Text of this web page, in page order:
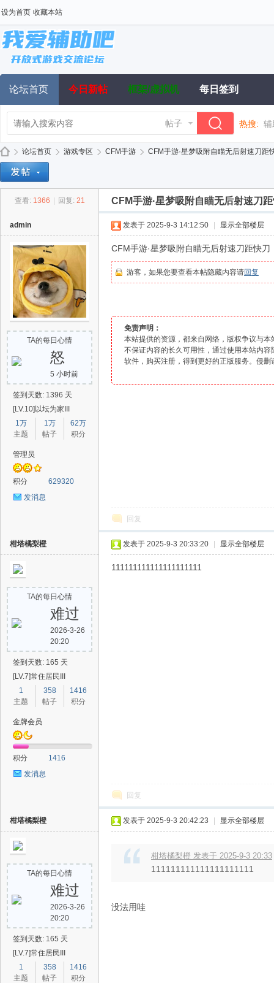
设为首页 收藏本站
论坛首页 今日新帖 框架/虚拟机 每日签到
帖子 热搜: 辅
论坛首页 游戏专区 CFM手游
›
CFM手游·星梦吸附自瞄无后射速刀距
查看: 1366 回复: 21 CFM手游·星梦吸附自瞄无后射速刀
admin
TA的每日心情
怒
5 小时前
签到天数: 1396 天
[LV.10]以坛为家III
1万
主题
1万
帖子
62万
积分
管理员
积分
629320
发消息
发表于 2025-9-3 14:12:50 显示全部楼层
CFM手游·星梦吸附自瞄无后射速刀距快刀
游客，如果您要查看本帖隐藏内容请回复
免责声明：
本站提供的资源，都来自网络，版权争议与
不保证内容的长久可用性，通过使用本站内
软件，购买注册，得到更好的正版服务。侵删
回复
柑塔橘梨橙
TA的每日心情
难过
2026-3-26
20:20
签到天数: 165 天
[LV.7]常住居民III
1
主题
358
帖子
1416
积分
金牌会员
积分
1416
发消息
发表于 2025-9-3 20:33:20 显示全部楼层
111111111111111111111
回复
柑塔橘梨橙
TA的每日心情
难过
2026-3-26
20:20
签到天数: 165 天
[LV.7]常住居民III
1
主题
358
帖子
1416
积分
发表于 2025-9-3 20:42:23 显示全部楼层
柑塔橘梨橙 发表于 2025-9-3 20:33
111111111111111111111
没法用哇